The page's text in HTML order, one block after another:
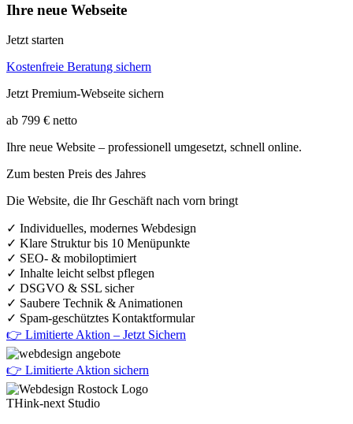
Ihre neue Webseite
Jetzt starten
Kostenfreie Beratung sichern
Jetzt Premium-Webseite sichern
ab 799 € netto
Ihre neue Website – professionell umgesetzt, schnell online.
Zum besten Preis des Jahres
Die Website, die Ihr Geschäft nach vorn bringt
✓ Individuelles, modernes Webdesign
✓ Klare Struktur bis 10 Menüpunkte
✓ SEO- & mobiloptimiert
✓ Inhalte leicht selbst pflegen
✓ DSGVO & SSL sicher
✓ Saubere Technik & Animationen
✓ Spam-geschütztes Kontaktformular
👉 Limitierte Aktion – Jetzt Sichern
👉 Limitierte Aktion sichern
THink-next Studio